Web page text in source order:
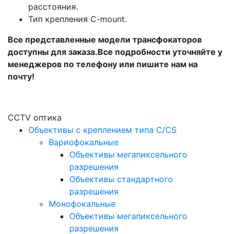
расстояния.
Тип крепления C-mount.
Все представленные модели трансфокаторов
доступны для заказа.Все подробности уточняйте у
менеджеров по телефону или пишите нам на
почту!
CCTV оптика
Объективы с креплением типа C/CS
Вариофокальные
Объективы мегапиксельного
разрешения
Объективы стандартного
разрешения
Монофокальные
Объективы мегапиксельного
разрешения